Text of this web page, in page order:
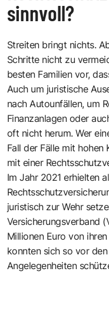
sinnvoll?
Streiten bringt nichts.
Schritte nicht zu
besten Familien vor,
Auch um juristische
nach Autounfällen, um
Finanzanlagen oder
oft nicht herum. Wer
Fall der Fälle mit hohen
mit einer
Im Jahr 2021 erhielten
juristisch zur Wehr
Versicherungsverband
Millionen Euro von
konnten sich so vor
Angelegenheiten